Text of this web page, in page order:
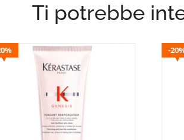
Ti potrebbe